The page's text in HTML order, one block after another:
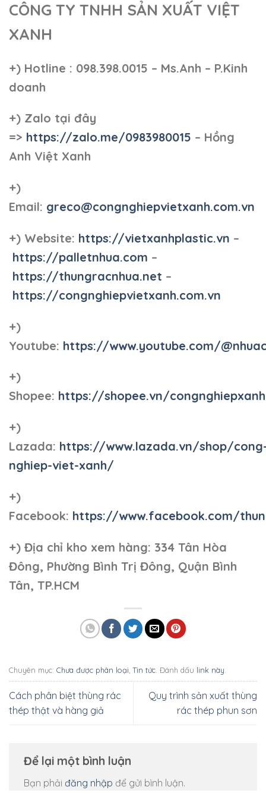
CÔNG TY TNHH SẢN XUẤT VIỆT
XANH
+) Hotline : 098.398.0015 – Ms.Anh – P.Kinh
doanh
+) Zalo tại đây
=> https://zalo.me/0983980015 – Hồng
Anh Việt Xanh
+)
Email: greco@congnghiepvietxanh.com.vn
+) Website: https://vietxanhplastic.vn –
https://palletnhua.com –
https://thungracnhua.net –
https://congnghiepvietxanh.com.vn
+)
Youtube: https://www.youtube.com/
+)
Shopee: https://shopee.vn/
+)
Lazada: https://www.lazada.vn/shop/
nghiep-viet-xanh/
+)
Facebook: https://www.facebook.com/
+) Địa chỉ kho xem hàng: 334 Tân Hòa
Đông, Phường Bình Trị Đông, Quận Bình
Tân, TP.HCM
Chuyên mục: Chưa được phân loại, Tin tức. Đánh dấu link này.
Cách phân biệt thùng rác
thép thật và hàng giả
Quy trình sản xuất thùng
rác thép phun sơn
Để lại một bình luận
Bạn phải đăng nhập để gửi bình luận.